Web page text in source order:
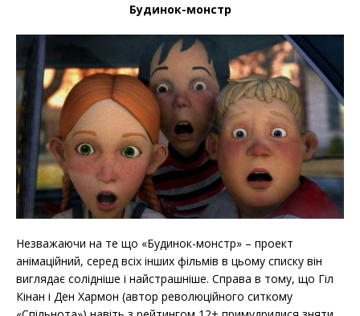
Будинок-монстр
Незважаючи на те що «Будинок-монстр» – проект
анімаційний, серед всіх інших фільмів в цьому списку він
виглядає солідніше і найстрашніше. Справа в тому, що Гіл
Кінан і Ден Хармон (автор революційного ситкому